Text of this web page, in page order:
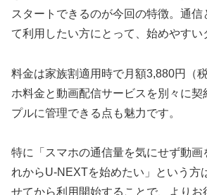
スタートできるのが今回の特徴。通
て利用したい方にとって、始めやすい
料金は家族割適用時で月額3,880円（
ホ料金と動画配信サービスを別々に契
プルに管理できる点も魅力です。
特に「スマホの通信量を気にせず動画
れからU-NEXTを始めたい」という方
せてから利用開始することで、よりお